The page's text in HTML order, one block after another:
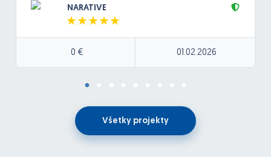
(Azure).
následne bude dať generovať ako zvuková nahrávka
bude ukladať do DB.
NARATIVE
0 € 01.02.2026
Všetky projekty